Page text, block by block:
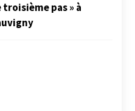
troisième pas » à